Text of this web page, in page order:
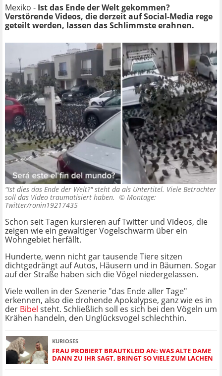
Mexiko - Ist das Ende der Welt gekommen?
Verstörende Videos, die derzeit auf Social-Media rege
geteilt werden, lassen das Schlimmste erahnen.
"Ist dies das Ende der Welt?" steht da als Untertitel. Viele Betrachter
soll das Video traumatisiert haben. © Montage:
Twitter/ronin19217435
Schon seit Tagen kursieren auf Twitter und Videos, die
zeigen wie ein gewaltiger Vogelschwarm über ein
Wohngebiet herfällt.
Hunderte, wenn nicht gar tausende Tiere sitzen
dichtgedrängt auf Autos, Häusern und in Bäumen. Sogar
auf der Straße haben sich die Vögel niedergelassen.
Viele wollen in der Szenerie "das Ende aller Tage"
erkennen, also die drohende Apokalypse, ganz wie es in
der Bibel steht. Schließlich soll es sich bei den Vögeln um
Krähen handeln, den Unglücksvogel schlechthin.
KURIOSES
FRAU PROBIERT BRAUTKLEID AN: WAS ALTE DAME
DANN ZU IHR SAGT, BRINGT SO VIELE ZUM LACHEN